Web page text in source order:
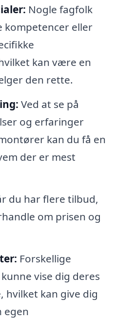
Nogle fagfolk
kompetencer eller
kan være en
den rette.
Ved at se på
og erfaringer
kan du få en
der er mest
du har flere tilbud,
om prisen og
Forskellige
vise dig deres
hvilket kan give dig
egen